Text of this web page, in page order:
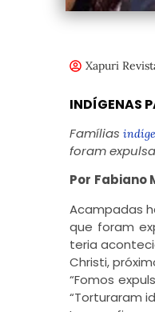
Xapuri
INDÍGENAS
Famílias
foram
Por Fabiano
Acampadas
que foram
teria
Christi,
“Fomos
“Torturaram